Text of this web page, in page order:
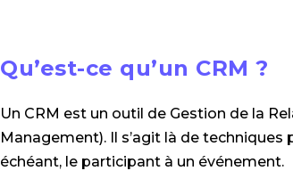
Qu’est-ce qu’un CRM ?
Un CRM est un outil de Gestion de la
Management). Il s’agit là de
échéant, le participant à un événement.